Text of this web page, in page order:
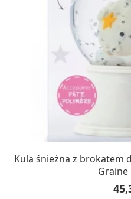
Kula śnieżna z brokatem
Graine